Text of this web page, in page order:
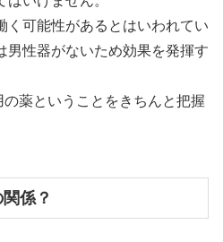
く可能性があるとはいわれてい
男性器がないため効果を発揮す
薬ということをきちんと把握
係？